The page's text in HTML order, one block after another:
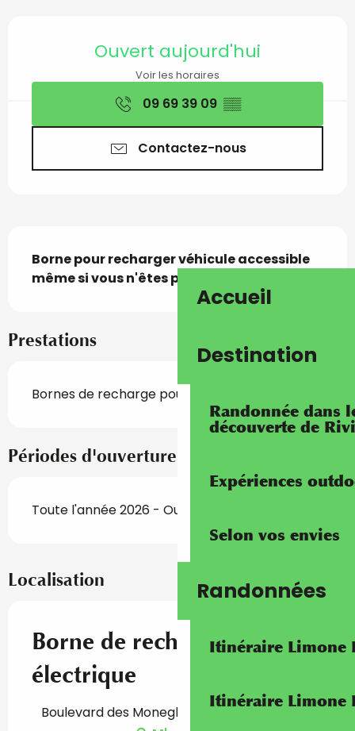
Accueil
Destination
Randonnée dans
découverte de
Expériences
Selon vos envies
Randonnées
Itinéraire Limone
Itinéraire Limone
Ouverture et
Ouvert aujourd'hui
Voir les horaires
09 69 39 09 ▒▒
Contactez-nous
Description
Borne pour recharger véhicule accessible
même si vous n'êtes pas abonné.
Prestations
Bornes de recharge pour véhicules électriques
Périodes d'ouverture
Toute l'année 2026 - Ouvert tous les jours
Localisation
Borne de recharge véhicule
électrique
Boulevard des Moneghetti, 06240 Beausoleil